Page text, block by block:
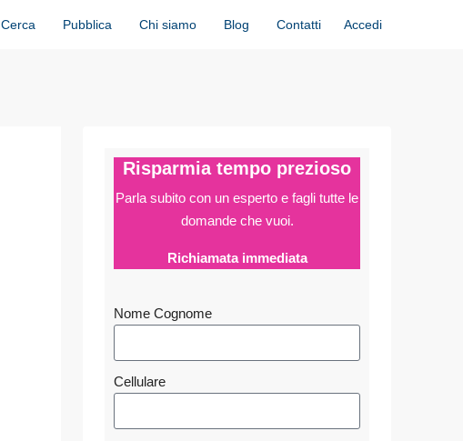
Cerca Pubblica Chi siamo Blog Contatti Accedi
Risparmia tempo prezioso
Parla subito con un esperto e fagli tutte le
domande che vuoi.
Richiamata immediata
Nome Cognome
Cellulare